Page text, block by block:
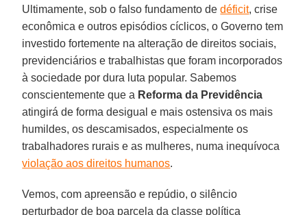
Ultimamente, sob o falso fundamento dedéficit, crise
econômica e outros episódios cíclicos, o Governo tem
investido fortemente na alteração de direitos sociais,
previdenciários e trabalhistas que foram incorporados
à sociedade por dura luta popular. Sabemos
conscientemente que a Reforma da Previdência
atingirá de forma desigual e mais ostensiva os mais
humildes, os descamisados, especialmente os
trabalhadores rurais e as mulheres, numa inequívoca
violação aos direitos humanos.
Vemos, com apreensão e repúdio, o silêncio
perturbador de boa parcela da classe política